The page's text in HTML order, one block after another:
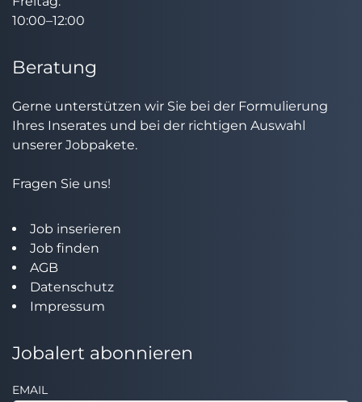
10:00–12:00
Beratung
Gerne unterstützen wir Sie bei der Formulierung
Ihres Inserates und bei der richtigen Auswahl
unserer Jobpakete.
Fragen Sie uns!
Job inserieren
Job finden
AGB
Datenschutz
Impressum
Jobalert abonnieren
EMAIL